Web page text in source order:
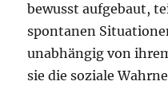
bewusst aufgebaut,
spontanen
unabhängig von
sie die soziale